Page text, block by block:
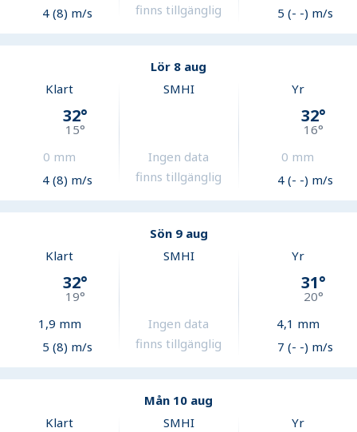
4 (8) m/s
finns tillgänglig
5 (- -) m/s
Lör 8 aug
Klart
32°
15°
0 mm
4 (8) m/s
SMHI
Ingen data
finns tillgänglig
Yr
32°
16°
0 mm
4 (- -) m/s
Sön 9 aug
Klart
32°
19°
1,9 mm
5 (8) m/s
SMHI
Ingen data
finns tillgänglig
Yr
31°
20°
4,1 mm
7 (- -) m/s
Mån 10 aug
Klart
SMHI Yr